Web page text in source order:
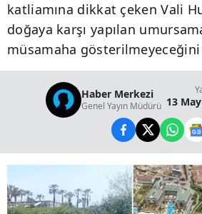
katliamına dikkat çeken Vali
doğaya karşı yapılan
müsamaha gösterilmeyeceğini
Haber Merkezi
Genel Yayın Müdürü 13